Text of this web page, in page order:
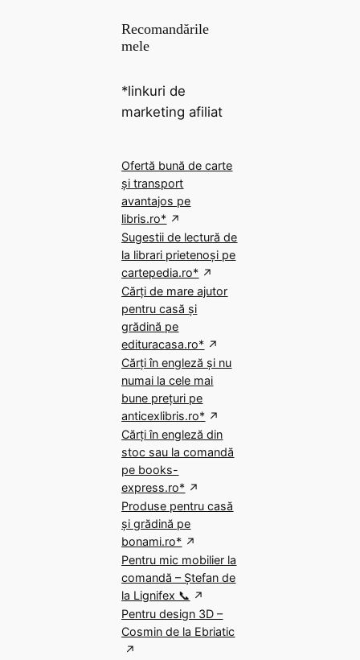
Recomandările
mele
*linkuri de
marketing afiliat
Ofertă bună de carte
și transport
avantajos pe
libris.ro*
Sugestii de lectură de
la librari prietenoși pe
cartepedia.ro*
Cărți de mare ajutor
pentru casă și
grădină pe
edituracasa.ro*
Cărți în engleză și nu
numai la cele mai
bune prețuri pe
anticexlibris.ro*
Cărți în engleză din
stoc sau la comandă
pe books-
express.ro*
Produse pentru casă
și grădină pe
bonami.ro*
Pentru mic mobilier la
comandă – Ștefan de
la Lignifex 📞
Pentru design 3D –
Cosmin de la Ebriatic